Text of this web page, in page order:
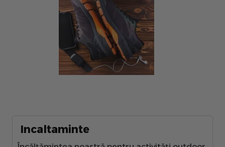
Incaltaminte